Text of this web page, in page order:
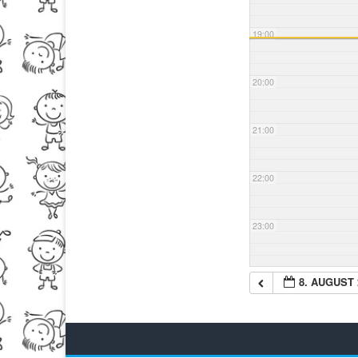
19:00
20:00
21:00
22:00
23:00
8. AUGUST